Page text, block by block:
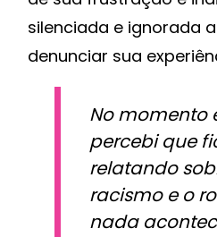
silenciada e ignorada
denunciar sua
No momento
percebi que
relatando
racismo e o
nada